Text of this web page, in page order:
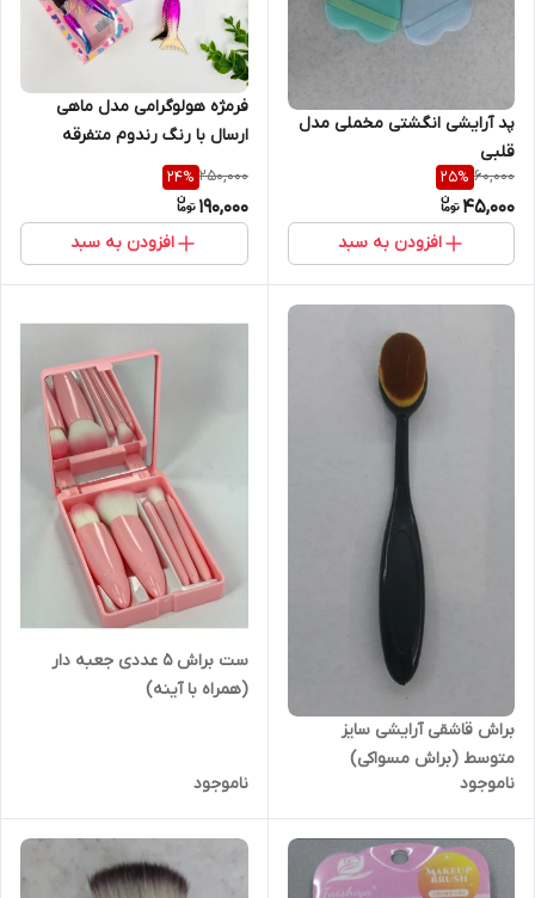
پد آرایشی انگشتی مخملی مدل
قلبی
60,000
25%
45,000
افزودن به سبد
فرمژه هولوگرامی مدل ماهی
ارسال با رنگ رندوم متفرقه
250,000
24%
190,000
افزودن به سبد
براش قاشقی آرایشی سایز
متوسط (براش مسواکی)
ناموجود
ست براش ۵ عددی جعبه دار
(همراه با آینه)
ناموجود